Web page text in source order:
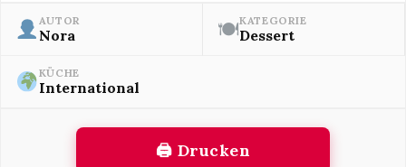
AUTOR
Nora 🍽KATEGORIE
Dessert
KÜCHE
International
🖨 Drucken